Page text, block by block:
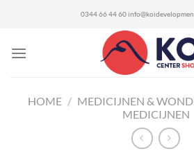
0344 66 44 60
HOME / MEDICIJNEN &
MEDICIJNEN